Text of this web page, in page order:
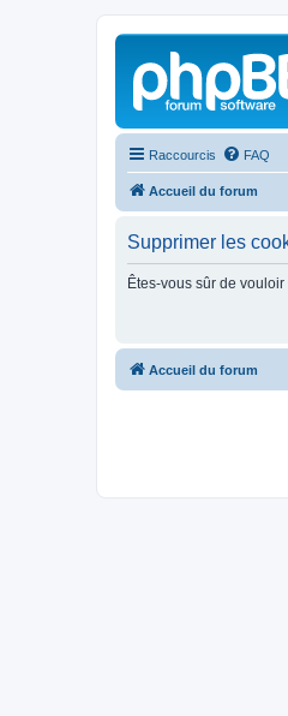
Raccourcis FAQ
Accueil du forum
Supprimer les
Êtes-vous sûr de
Accueil du forum